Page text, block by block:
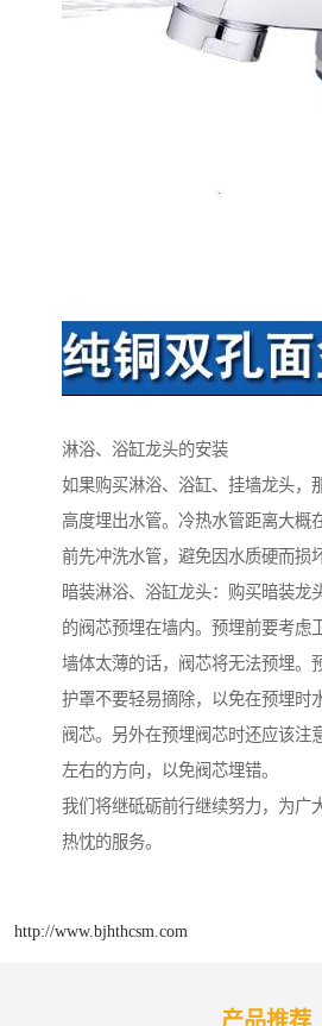
淋浴、浴缸龙头的安装
如果购买淋浴、浴缸、挂墙龙头，
高度埋出水管。冷热水管距离大概
前先冲洗水管，避免因水质硬而损
暗装淋浴、浴缸龙头：购买暗装龙
的阀芯预埋在墙内。预埋前要考虑
墙体太薄的话，阀芯将无法预埋。
护罩不要轻易摘除，以免在预埋时
阀芯。另外在预埋阀芯时还应该注
左右的方向，以免阀芯埋错。
我们将继砥砺前行继续努力，为广
热忱的服务。
http://www.bjhthcsm.com
产品推荐